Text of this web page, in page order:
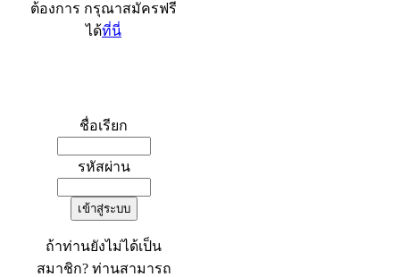
ต้องการ กรุณาสมัครฟรี
ได้ที่นี่
ชื่อเรียก
รหัสผ่าน
ถ้าท่านยังไม่ได้เป็น
สมาชิก? ท่านสามารถ